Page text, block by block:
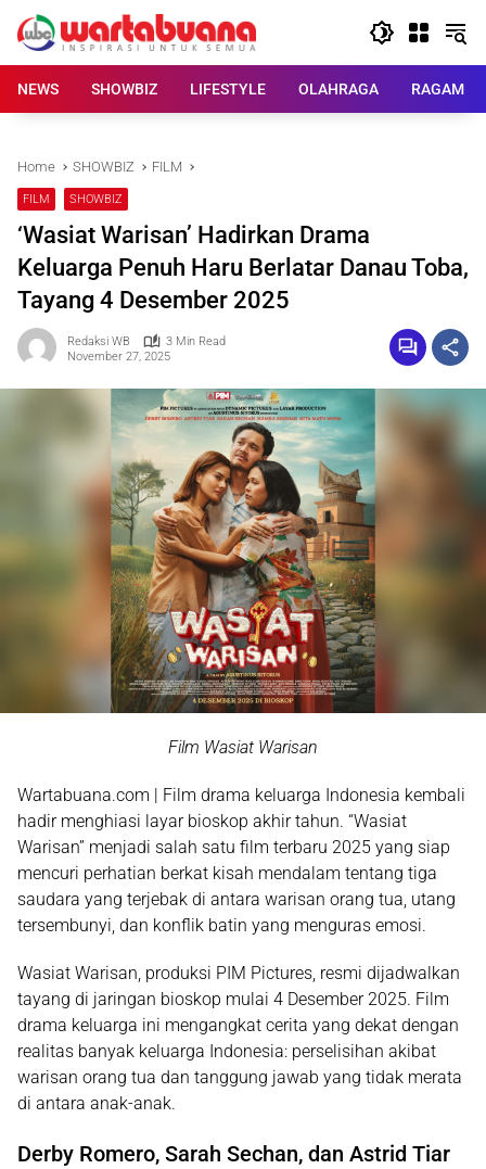
content
NEWS
SHOWBIZ LIFESTYLE OLAHRAGA RAGAM
Home SHOWBIZ FILM
FILM SHOWBIZ
‘Wasiat Warisan’ Hadirkan Drama
Keluarga Penuh Haru Berlatar Danau Toba,
Tayang 4 Desember 2025
Redaksi WB
3 Min Read
November 27, 2025
Film Wasiat Warisan
Wartabuana.com | Film drama keluarga Indonesia kembali
hadir menghiasi layar bioskop akhir tahun. “Wasiat
Warisan” menjadi salah satu film terbaru 2025 yang siap
mencuri perhatian berkat kisah mendalam tentang tiga
saudara yang terjebak di antara warisan orang tua, utang
tersembunyi, dan konflik batin yang menguras emosi.
Wasiat Warisan, produksi PIM Pictures, resmi dijadwalkan
tayang di jaringan bioskop mulai 4 Desember 2025. Film
drama keluarga ini mengangkat cerita yang dekat dengan
realitas banyak keluarga Indonesia: perselisihan akibat
warisan orang tua dan tanggung jawab yang tidak merata
di antara anak-anak.
Derby Romero, Sarah Sechan, dan Astrid Tiar